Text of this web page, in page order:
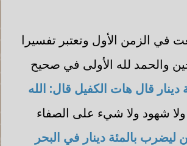
الزمن الأول وتعتبر تفسيرا
والحمد لله الأولى في صحيح
قال هات الكفيل قال: الله
ولا شهود ولا شيء على الصفاء
ليضرب بالمئة دينار في البحر